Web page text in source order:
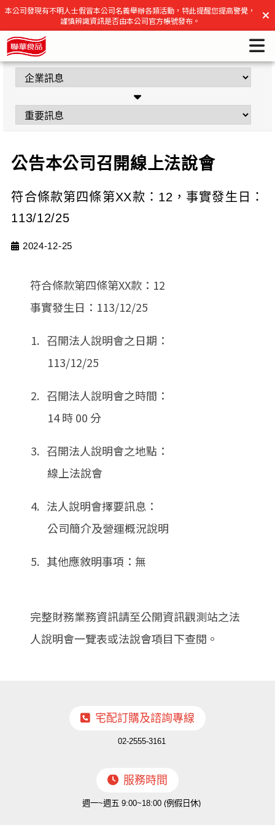
公告本公司召開線上法說會 | 聯華食品官方網站
本公司發現有不明人士假冒本公司名義舉辦各類活動，特此提醒您提高警覺，
謹慎辨識資訊是否由本公司官方帳號發布。
公告本公司召開線上法說會
符合條款第四條第XX款：12，事實發生日：
113/12/25
2024-12-25
符合條款第四條第XX款：12
事實發生日：113/12/25
1. 召開法人說明會之日期：
113/12/25
2. 召開法人說明會之時間：
14 時 00 分
3. 召開法人說明會之地點：
線上法說會
4. 法人說明會擇要訊息：
公司簡介及營運概況說明
5. 其他應敘明事項：無
完整財務業務資訊請至公開資訊觀測站之法
人說明會一覽表或法說會項目下查閱。
宅配訂購及諮詢專線
02-2555-3161
服務時間
週一~週五 9:00~18:00 (例假日休)